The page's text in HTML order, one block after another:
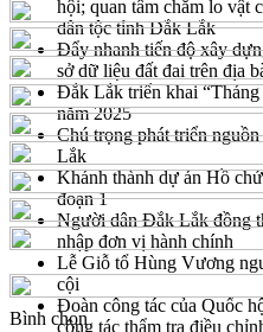
hội; quan tâm chăm lo vật
dân tộc tỉnh Đắk Lắk
Đẩy nhanh tiến độ xây
sở dữ liệu đất đai trên địa
Đắk Lắk triển khai “Tháng
năm 2025
Chú trọng phát triển
Lắk
Khánh thành dự án Hồ
đoạn 1
Người dân Đắk Lắk đồng
nhập đơn vị hành chính
Lễ Giỗ tổ Hùng Vương
cội
Đoàn công tác của Quốc
công tác thẩm tra điều
Bình chọn